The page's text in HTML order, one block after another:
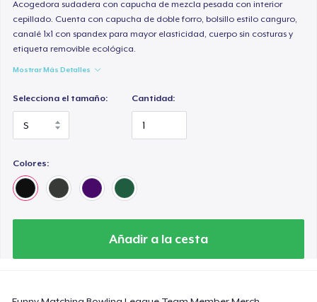
Acogedora sudadera con capucha de mezcla pesada con interior
cepillado. Cuenta con capucha de doble forro, bolsillo estilo canguro,
canalé 1x1 con spandex para mayor elasticidad, cuerpo sin costuras y
etiqueta removible ecológica.
Mostrar Más Detalles
Selecciona el tamaño: Cantidad:
Colores:
Añadir a la cesta
Comfort Colors 1717 | Classic Heavyweight T-Shirt
24,99 US$
30,99 US$